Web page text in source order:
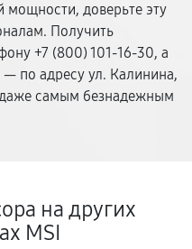
мощности, доверьте эту
Получить
+7 (800) 101-16-30, а
— по адресу ул. Калинина,
самым безнадежным
на других
MSI